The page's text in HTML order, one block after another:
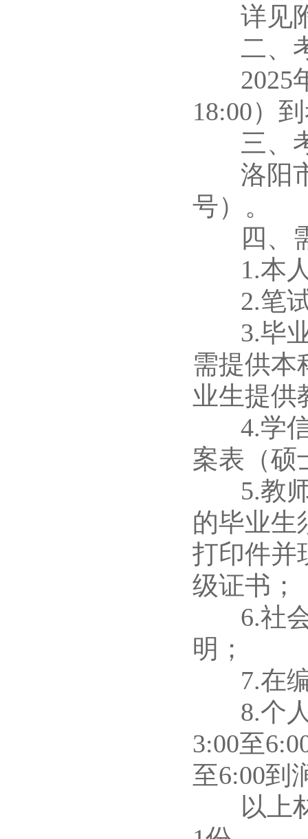
详见附
二、
2025年
18:00）
三、
洛阳市
号）。
四、需
1.本人
2.笔试
3.毕业
需提供本
业生提供
4.学信
案表（硕
5.教师
的毕业生
打印件并
级证书；
6.社会
明；
7.在编
8.个人
3:00至
至6:00到
以上材